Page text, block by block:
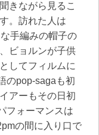
きながら見るこ
。訪れた人は
手編みの帽子の
ビョルンが子供
してフィルムに
のpop-sagaも初
アーもその日初
フォーマンスは
の間に入り口で